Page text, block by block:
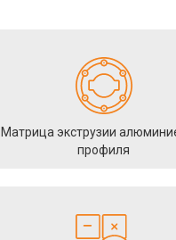
Матрица экструзии
профиля